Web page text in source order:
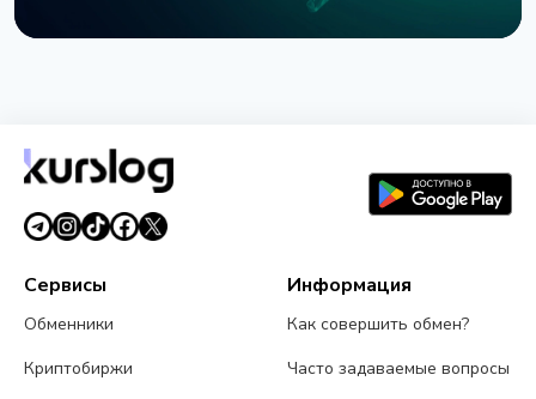
3 августа 2026 г.4 мин чтения
Сервисы
Обменники
Криптобиржи
Информация
Как совершить обмен?
Часто задаваемые вопросы